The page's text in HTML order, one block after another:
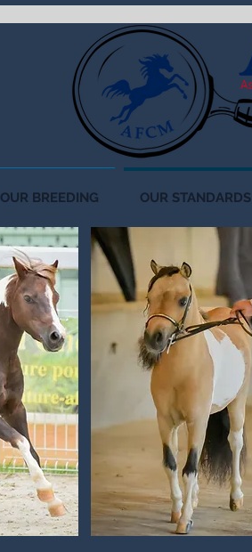
OUR BREEDING OUR STANDARDS